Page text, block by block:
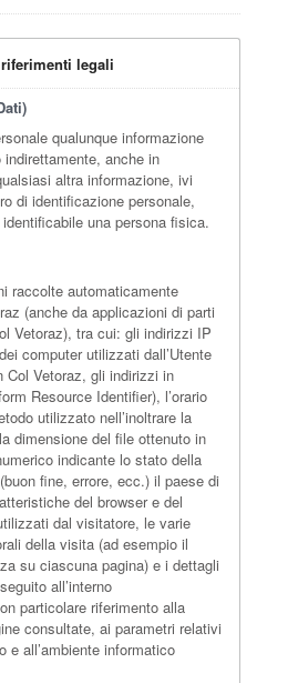
legali
qualunque informazione
anche in
altra informazione, ivi
di identificazione personale,
una persona fisica.
raccolte automaticamente
(anche da applicazioni di parti
Vetoraz), tra cui: gli indirizzi IP
computer utilizzati dall’Utente
Col Vetoraz, gli indirizzi in
Resource Identifier), l’orario
utilizzato nell’inoltrare la
dimensione del file ottenuto in
indicante lo stato della
fine, errore, ecc.) il paese di
del browser e del
dal visitatore, le varie
della visita (ad esempio il
su ciascuna pagina) e i dettagli
all’interno
particolare riferimento alla
consultate, ai parametri relativi
e all’ambiente informatico